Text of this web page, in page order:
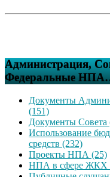
Администрация,
Федеральные
Документы
(151)
Документы Совета
Использование
средств (232)
Проекты НПА (25)
НПА в сфере ЖКХ